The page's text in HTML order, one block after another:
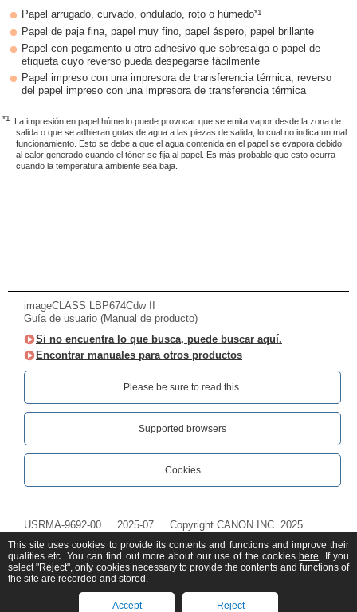
Papel arrugado, curvado, ondulado, roto o húmedo*1
Papel de paja fina, papel muy fino, papel áspero, papel brillante
Papel con pegamento u otro adhesivo que sobresalga o papel de
etiqueta cuyo reverso pueda despegarse fácilmente
Papel impreso con una impresora de transferencia térmica, reverso
del papel impreso con una impresora de transferencia térmica
*1
La impresión en papel húmedo puede provocar que se emita vapor desde la zona de
salida o que se adhieran gotas de agua a las piezas de salida, lo cual no indica un mal
funcionamiento. Esto se debe a que el agua contenida en el papel se evapora debido
al calor generado cuando el tóner se fija al papel. Es más probable que esto ocurra
cuando la temperatura ambiente sea baja.
imageCLASS LBP674Cdw II
Guía de usuario (Manual de producto)
Si no encuentra lo que busca, puede buscar aquí.
Encontrar manuales para otros productos
Please be sure to read this.‎
Supported browsers
Cookies
USRMA-9692-00 2025-07 Copyright CANON INC. 2025
This site uses cookies to provide its contents and functions and improve their
qualities etc. You can find out more about our use of the cookies here. If you
select "Reject", only cookies necessary to provide the contents and functions of
the site are recorded and stored.
Accept Reject